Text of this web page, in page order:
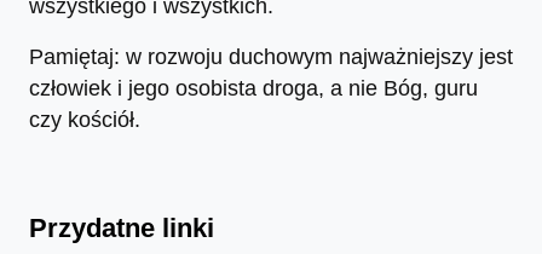
wszystkiego i wszystkich.
Pamiętaj: w rozwoju duchowym najważniejszy jest
człowiek i jego osobista droga, a nie Bóg, guru
czy kościół.
Przydatne linki